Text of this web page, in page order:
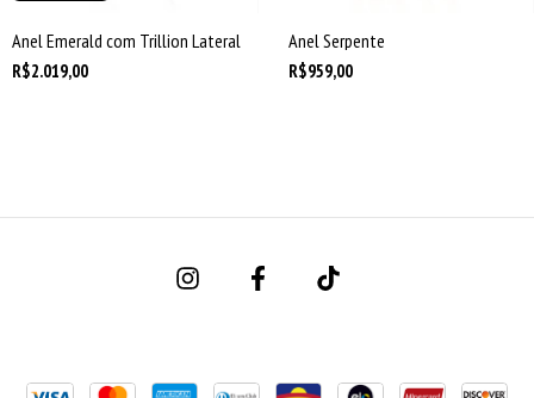
Anel Emerald com Trillion Lateral
R$2.019,00
Anel Serpente
R$959,00